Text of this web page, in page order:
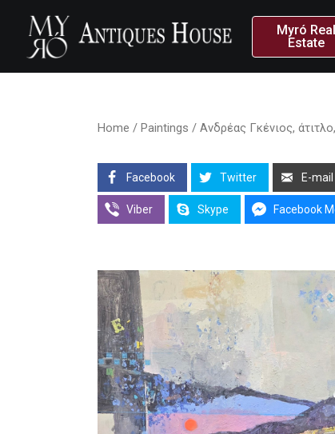
Myró Real
Estate
Home / Paintings / Ανδρέας Γκένιος,
Facebook Twitter E-mail
Viber Skype Facebook